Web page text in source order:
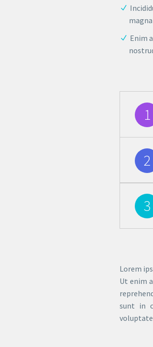
Enim
1
2
3
Lorem
Ut enim
sunt in